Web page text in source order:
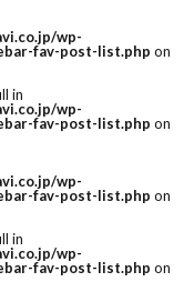
wp-
fav-post-list.php on
in
wp-
fav-post-list.php on
wp-
fav-post-list.php on
in
wp-
fav-post-list.php on